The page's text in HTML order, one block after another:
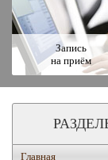
Запись
на приём
Главная